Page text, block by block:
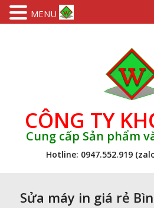
CÔNG TY
Cung cấp Sản phẩm
Hotline: 0947.552.919
NavigationSửa máy in giá rẻ
MENU